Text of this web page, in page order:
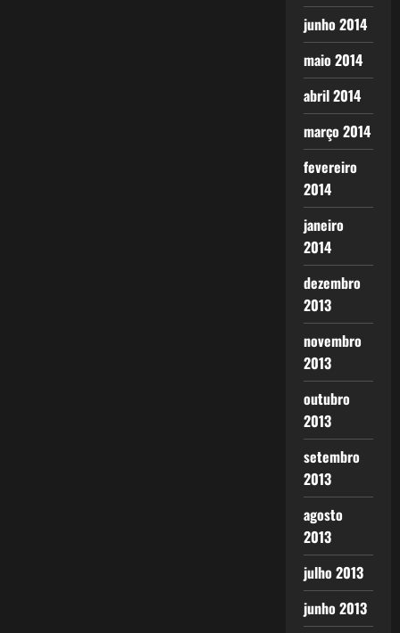
junho 2014
maio 2014
abril 2014
março 2014
fevereiro
2014
janeiro
2014
dezembro
2013
novembro
2013
outubro
2013
setembro
2013
agosto
2013
julho 2013
junho 2013